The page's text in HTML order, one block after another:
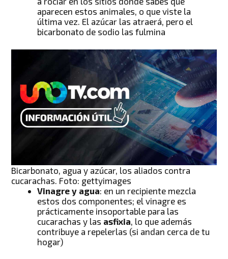
aparecen estos animales, o que viste la
última vez. El azúcar las atraerá, pero el
bicarbonato de sodio las fulmina
Bicarbonato, agua y azúcar, los aliados contra
cucarachas. Foto: gettyimages
Vinagre y agua: en un recipiente mezcla
estos dos componentes; el vinagre es
prácticamente insoportable para las
cucarachas y las asfixia, lo que además
contribuye a repelerlas (si andan cerca de tu
hogar)